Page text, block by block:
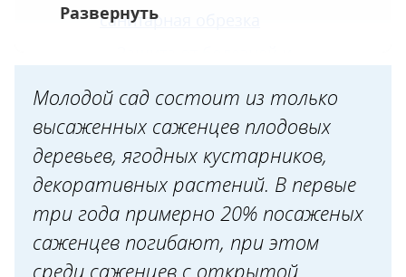
санитарная обрезка
вредителей
Подготовка к зиме
Молодой сад состоит из только
высаженных саженцев плодовых
деревьев, ягодных кустарников,
декоративных растений. В первые
три года примерно 20% посаженых
саженцев погибают, при этом
среди саженцев с открытой